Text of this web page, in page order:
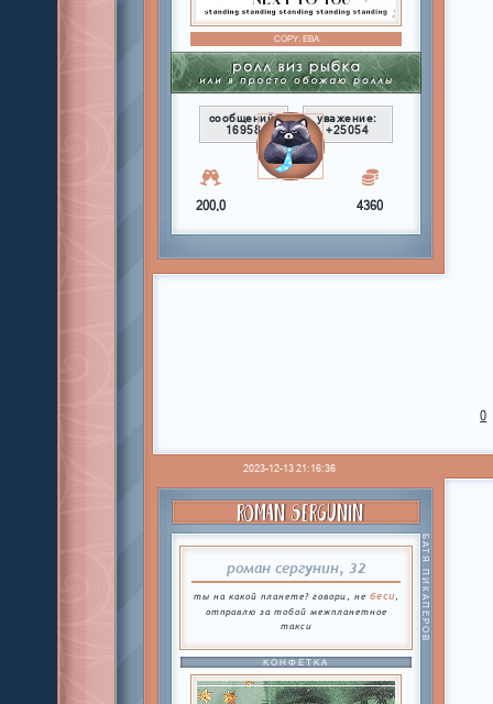
COPY:ЕВА
сообщений:
16958
уважение:
+25054
200,0 4360
0
2023-12-13 21:16:36
ROMAN SERGUNIN
роман сергунин, 32
ты на какой планете? говори, не беси,
отправлю за тобой межпланетное
такси
БАТЯ ПИКАПЕРОВ
КОНФЕТКА